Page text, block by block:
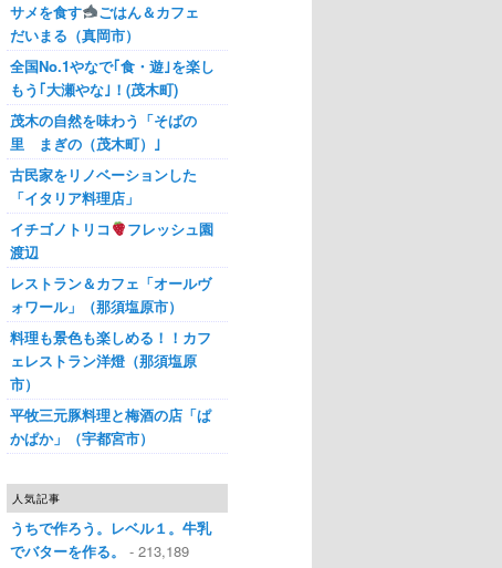
サメを食す
ごはん＆カフェ
だいまる（真岡市）
全国No.1やなで｢食・遊｣を楽し
もう｢大瀬やな｣！(茂木町)
茂木の自然を味わう「そばの
里 まぎの（茂木町）｣
古民家をリノベーションした
「イタリア料理店」
イチゴノトリコ
フレッシュ園
渡辺
レストラン＆カフェ「オールヴ
ォワール」（那須塩原市）
料理も景色も楽しめる！！カフ
ェレストラン洋燈（那須塩原
市）
平牧三元豚料理と梅酒の店「ぱ
かぱか」（宇都宮市）
人気記事
うちで作ろう。レベル１。牛乳
でバターを作る。
- 213,189